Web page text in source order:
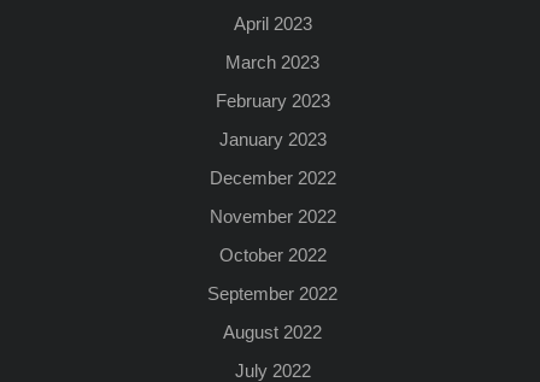
April 2023
March 2023
February 2023
January 2023
December 2022
November 2022
October 2022
September 2022
August 2022
July 2022